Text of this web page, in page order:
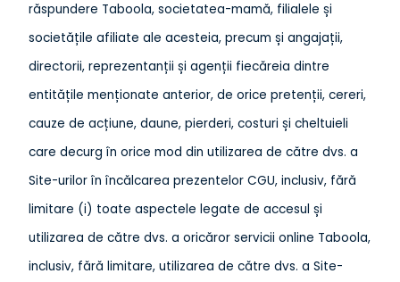
răspundere Taboola, societatea-mamă, filialele și
societățile afiliate ale acesteia, precum și angajații,
directorii, reprezentanții și agenții fiecăreia dintre
entitățile menționate anterior, de orice pretenții, cereri,
cauze de acțiune, daune, pierderi, costuri și cheltuieli
care decurg în orice mod din utilizarea de către dvs. a
Site-urilor în încălcarea prezentelor CGU, inclusiv, fără
limitare (i) toate aspectele legate de accesul și
utilizarea de către dvs. a oricăror servicii online Taboola,
inclusiv, fără limitare, utilizarea de către dvs. a Site-